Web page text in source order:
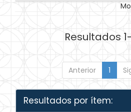
Resultados
Anterior 1
Resultados por ítem: